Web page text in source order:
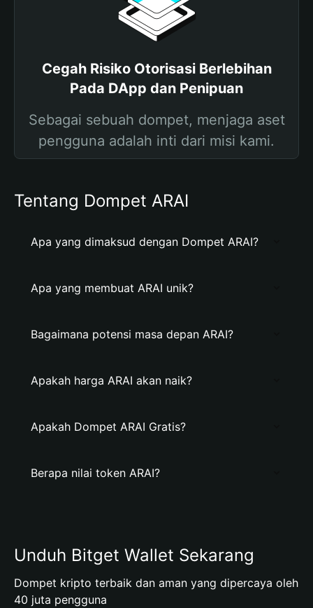
Cegah Risiko Otorisasi Berlebihan
Pada DApp dan Penipuan
Sebagai sebuah dompet, menjaga aset
pengguna adalah inti dari misi kami.
Tentang Dompet ARAI
Apa yang dimaksud dengan Dompet ARAI?
Apa yang membuat ARAI unik?
Bagaimana potensi masa depan ARAI?
Apakah harga ARAI akan naik?
Apakah Dompet ARAI Gratis?
Berapa nilai token ARAI?
Unduh Bitget Wallet Sekarang
Dompet kripto terbaik dan aman yang dipercaya oleh
40 juta pengguna